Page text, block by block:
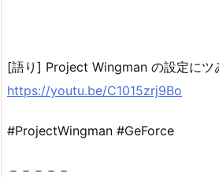
[語り] Project Wingman の設定にツ
https://youtu.be/C1015zrj9Bo
#ProjectWingman #GeForce
－－－－－